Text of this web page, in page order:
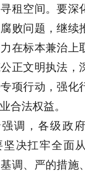
租空间。要深
败问题，继续
在标本兼治上
正文明执法，
项行动，强化
合法权益。
调，各级政
坚决扛牢全面
调、严的措施